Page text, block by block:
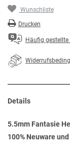
Wunschliste
Drucken
Häufig gestellte
Details
5.5mm Fantasie
100% Neuware